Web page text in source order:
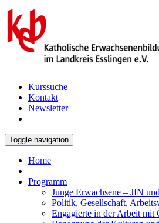
Kurssuche
Kontakt
Newsletter
Toggle navigation
Home
Programm
Junge Erwachsene – JIN
Politik, Gesellschaft,
Engagierte in der Arbeit mit